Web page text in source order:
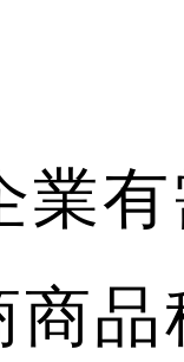
有
商